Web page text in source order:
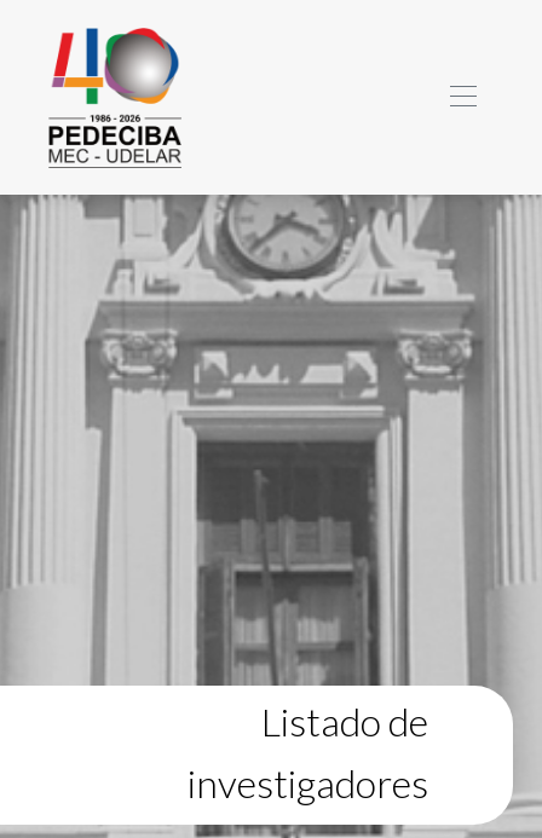
Listado de
investigadores